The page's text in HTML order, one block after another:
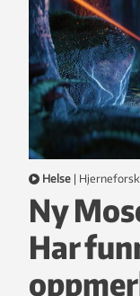
Helse |
Ny
Har